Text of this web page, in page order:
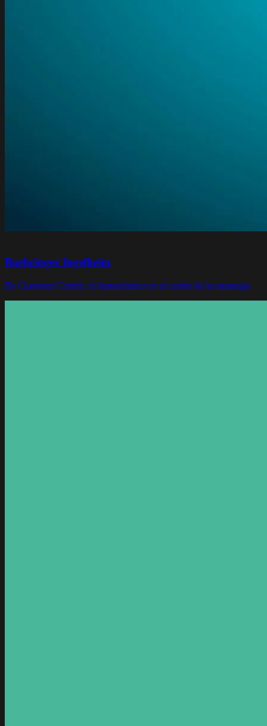
Boehringer Ingelheim
Be Customer Centric: el farmacéutico en el centro de la estrategia